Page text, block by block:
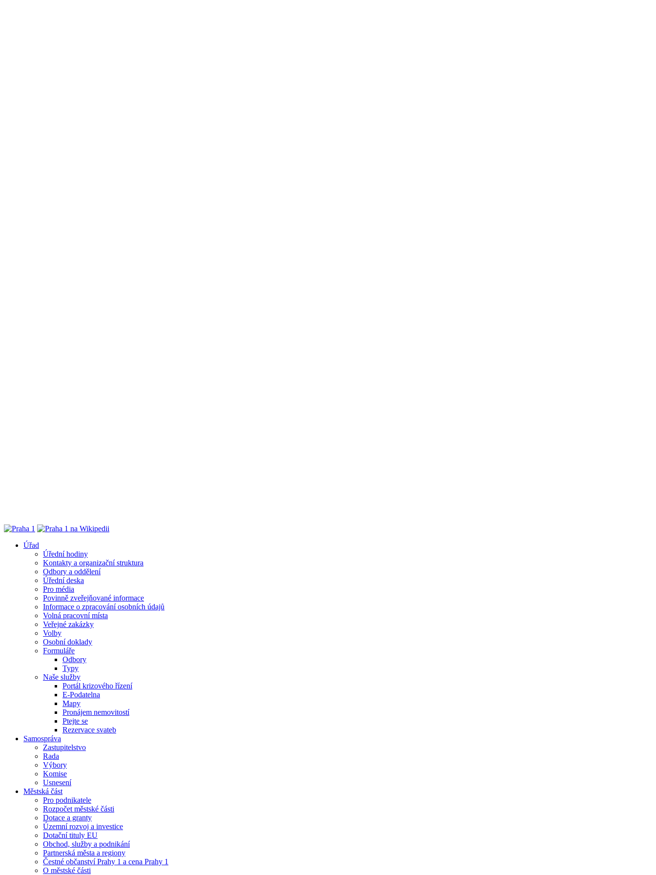
Úřad
Úřední hodiny
Kontakty a organizační struktura
Odbory a oddělení
Úřední deska
Pro média
Povinně zveřejňované informace
Informace o zpracování osobních údajů
Volná pracovní místa
Veřejné zakázky
Volby
Osobní doklady
Formuláře
Odbory
Typy
Naše služby
Portál krizového řízení
E-Podatelna
Mapy
Pronájem nemovitostí
Ptejte se
Rezervace svateb
Samospráva
Zastupitelstvo
Rada
Výbory
Komise
Usnesení
Městská část
Pro podnikatele
Rozpočet městské části
Dotace a granty
Územní rozvoj a investice
Dotační tituly EU
Obchod, služby a podnikání
Partnerská města a regiony
Čestné občanství Prahy 1 a cena Prahy 1
O městské části